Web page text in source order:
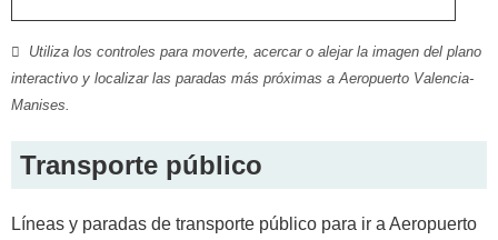
Utiliza los controles para moverte, acercar o alejar la imagen del plano
interactivo y localizar las paradas más próximas a Aeropuerto Valencia-
Manises.
Transporte público
Líneas y paradas de transporte público para ir a Aeropuerto